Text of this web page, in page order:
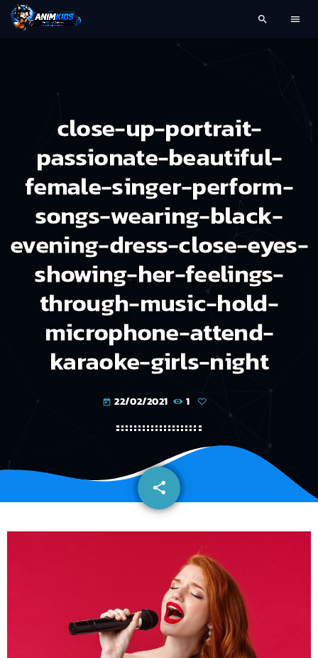
search menu
close-up-portrait-
passionate-beautiful-
female-singer-perform-
songs-wearing-black-
evening-dress-close-eyes-
showing-her-feelings-
through-music-hold-
microphone-attend-
karaoke-girls-night
today 22/02/2021 1
share
email